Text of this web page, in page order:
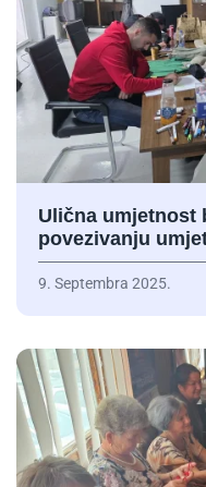
Ulična umjetnost
povezivanju
9. Septembra 2025.